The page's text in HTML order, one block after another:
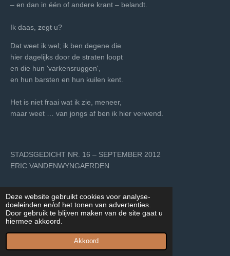
Deze website gebruikt cookies voor analyse-
doeleinden en/of het tonen van advertenties.
Door gebruik te blijven maken van de site gaat u
hiermee akkoord.
Akkoord
– en dan in één of andere krant – belandt.
Ik daas, zegt u?
Dat weet ik wel; ik ben degene die
hier dagelijks door de straten loopt
en die hun 'varkensruggen',
en hun barsten en hun kuilen kent.
Het is niet fraai wat ik zie, meneer,
maar weet … van jongs af ben ik hier verwend.
STADSGEDICHT NR. 16 – SEPTEMBER 2012
ERIC VANDENWYNGAERDEN
(3) ongecensureerde versie
Stadsgedicht 17